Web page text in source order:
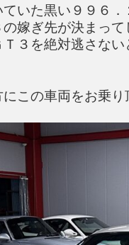
いた黒い９９６
嫁ぎ先が決まっ
３を絶対逃さな
この車両をお乗り